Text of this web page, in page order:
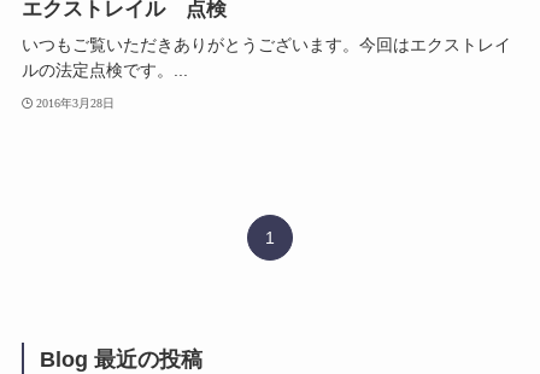
エクストレイル 点検
いつもご覧いただきありがとうございます。今回はエクストレイ
ルの法定点検です。...
2016年3月28日
1
Blog 最近の投稿